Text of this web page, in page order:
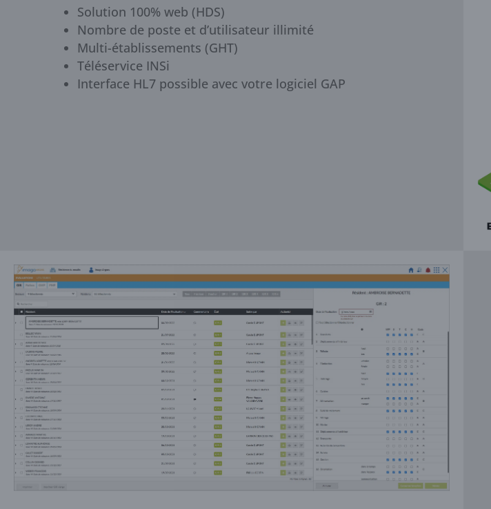
Solution 100% web (HDS)
Nombre de poste et d’utilisateur illimité
Multi-établissements (GHT)
Téléservice INSi
Interface HL7 possible avec votre logiciel GAP